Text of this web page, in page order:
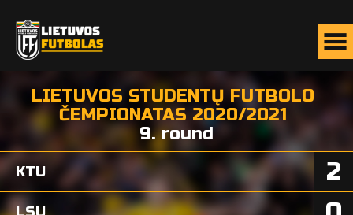
LIETUVOS STUDENTŲ FUTBOLO
ČEMPIONATAS 2020/2021
9. round
2
KTU